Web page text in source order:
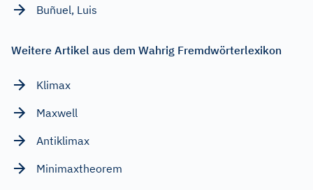
Buñuel, Luis
Weitere Artikel aus dem Wahrig Fremdwörterlexikon
Klimax
Maxwell
Antiklimax
Minimaxtheorem